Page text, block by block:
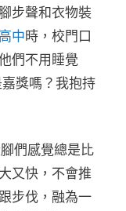
步聲和衣物裝
中時，校門口
們不用睡覺
獎嗎？我抱持
們感覺總是比
又快，不會推
步伐，融為一